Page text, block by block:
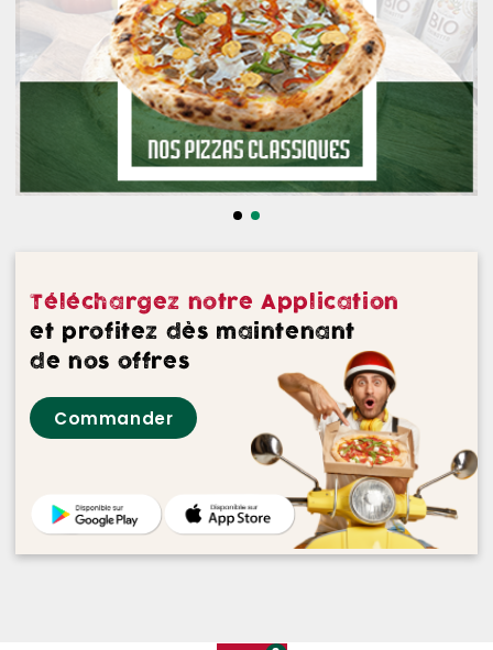
NOS BURRITOS GRATINES
NOS PANINIS
NOS SALADES
NOS DESSERTS
NOS VINS ROUGES
NOS VINS ROSES
NOS VINS BLANCS
Téléchargez notre Application
et profitez dès maintenant
de nos offres
Commander